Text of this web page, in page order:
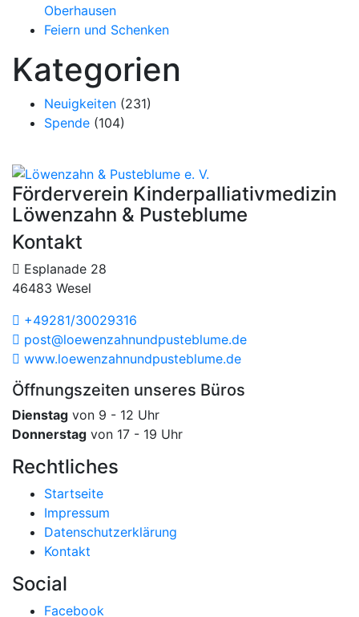
Oberhausen
Feiern und Schenken
Kategorien
Neuigkeiten (231)
Spende (104)
Förderverein Kinder­palliativ­medizin
Löwenzahn & Pusteblume
Kontakt
Esplanade 28
46483 Wesel
+49281/30029316
post@loewenzahn­und­pusteblume.de
www.loewenzahnund­pusteblume.de
Öffnungszeiten unseres Büros
Dienstag von 9 - 12 Uhr
Donnerstag von 17 - 19 Uhr
Rechtliches
Startseite
Impressum
Datenschutzerklärung
Kontakt
Social
Facebook